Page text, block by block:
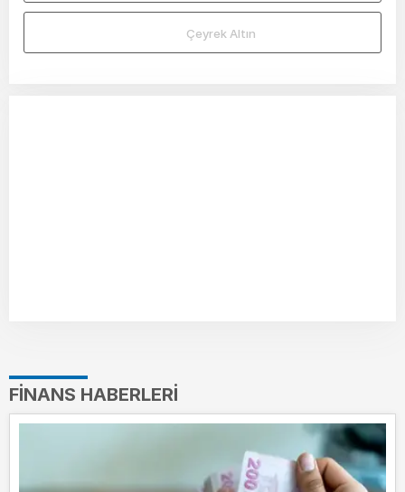
Çeyrek Altın
FINANS HABERLERI